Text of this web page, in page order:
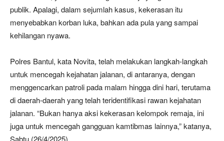
publik. Apalagi, dalam sejumlah kasus, kekerasan itu
menyebabkan korban luka, bahkan ada pula yang sampai
kehilangan nyawa.
Polres Bantul, kata Novita, telah melakukan langkah-langkah
untuk mencegah kejahatan jalanan, di antaranya, dengan
menggencarkan patroli pada malam hingga dini hari, terutama
di daerah-daerah yang telah teridentifikasi rawan kejahatan
jalanan. “Bukan hanya aksi kekerasan kelompok remaja, ini
juga untuk mencegah gangguan kamtibmas lainnya,” katanya,